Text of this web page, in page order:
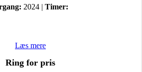
2024 | Timer:
Læs mere
Ring for pris